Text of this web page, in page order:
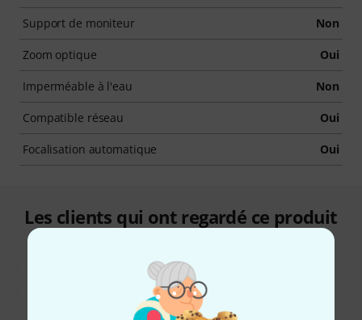
Support de moniteur Non
Zoom optique Oui
Imperméable à l'eau Non
Compatible réseau Oui
Focalisation automatique Oui
Les clients qui ont regardé ce produit